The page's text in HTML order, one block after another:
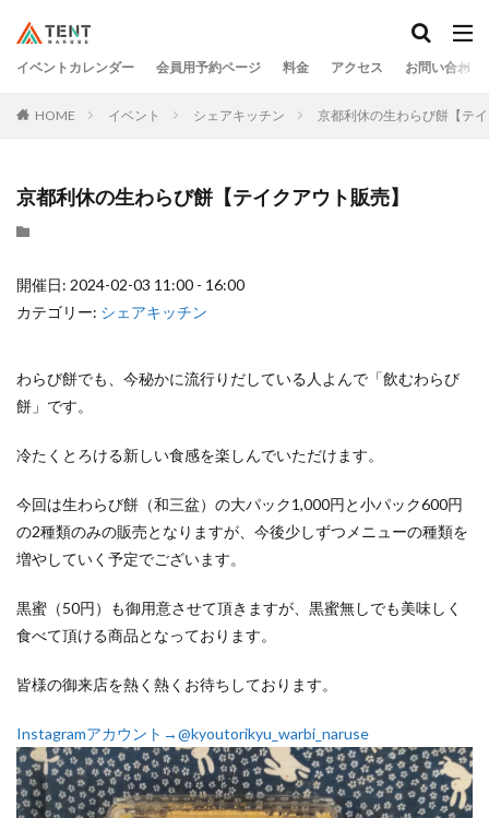
イベントカレンダー 会員用予約ページ 料金 アクセス お問い合わせ
HOME イベント シェアキッチン 京都利休の生わらび餅【テ
京都利休の生わらび餅【テイクアウト販売】
開催日: 2024-02-03 11:00 - 16:00
カテゴリー: シェアキッチン
わらび餅でも、今秘かに流行りだしている人よんで「飲むわらび
餅」です。
冷たくとろける新しい食感を楽しんでいただけます。
今回は生わらび餅（和三盆）の大パック1,000円と小パック600円
の2種類のみの販売となりますが、今後少しずつメニューの種類を
増やしていく予定でございます。
黒蜜（50円）も御用意させて頂きますが、黒蜜無しでも美味しく
食べて頂ける商品となっております。
皆様の御来店を熱く熱くお待ちしております。
Instagramアカウント→@kyoutorikyu_warbi_naruse